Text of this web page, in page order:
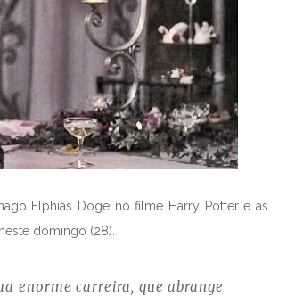
Elphias Doge no filme Harry Potter e as
domingo (28).
enorme carreira, que abrange